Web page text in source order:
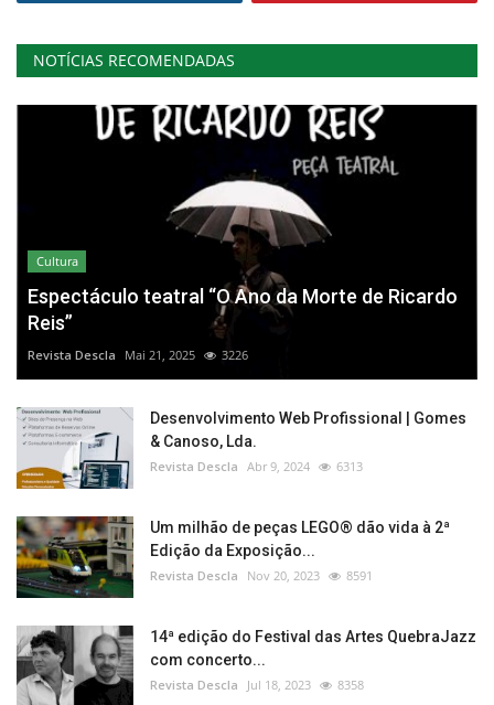
NOTÍCIAS RECOMENDADAS
Cultura
Espectáculo teatral “O Ano da Morte de Ricardo
Reis”
Revista Descla Mai 21, 2025 3226
Desenvolvimento Web Profissional | Gomes
& Canoso, Lda.
Revista Descla Abr 9, 2024 6313
Um milhão de peças LEGO® dão vida à 2ª
Edição da Exposição...
Revista Descla Nov 20, 2023 8591
14ª edição do Festival das Artes QuebraJazz
com concerto...
Revista Descla Jul 18, 2023 8358